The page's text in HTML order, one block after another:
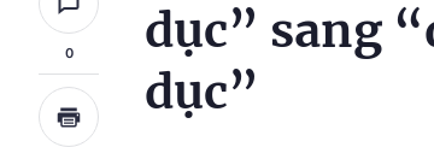
0
dục” sang
dục”